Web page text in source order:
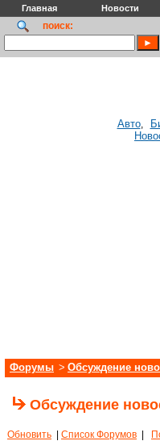
Главная Новости
поиск:
Авто,
Форумы > Обсуждение
Обсуждение
Обновить Список Форумов